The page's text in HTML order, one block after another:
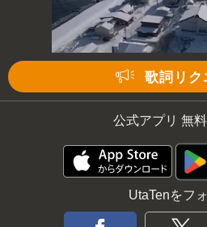
次の動画まで 3
歌詞リク
公式アプリ 無
UtaTenをフ